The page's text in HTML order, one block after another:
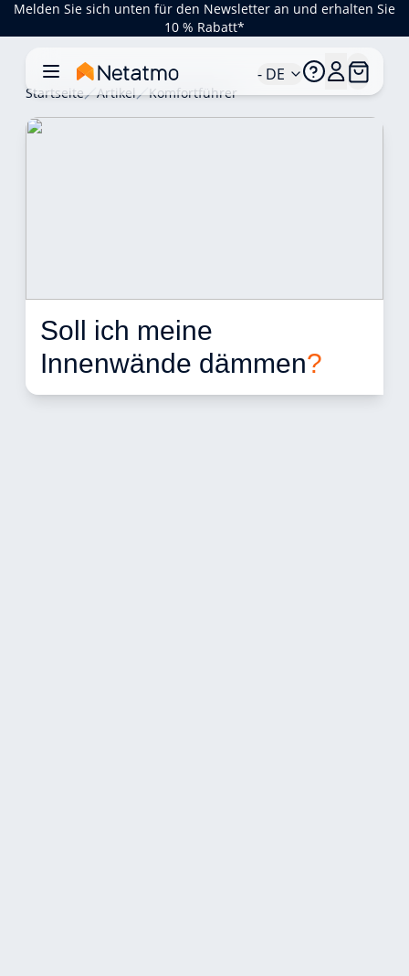
Melden Sie sich unten für den Newsletter an und erhalten Sie
10 % Rabatt*
- DE
Startseite Artikel Komfortführer
Soll ich meine
Innenwände dämmen?